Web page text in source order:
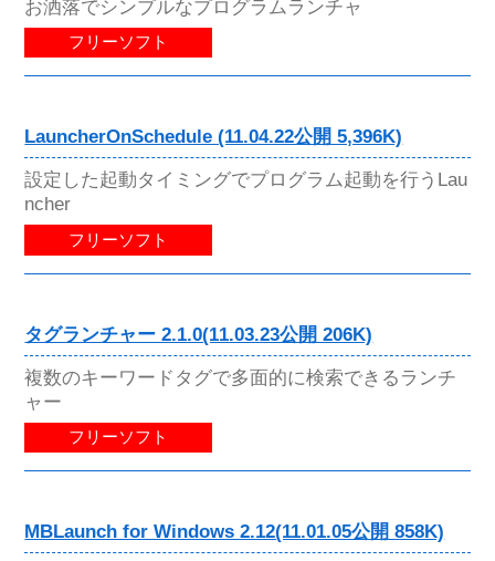
お洒落でシンプルなプログラムランチャ
フリーソフト
LauncherOnSchedule (11.04.22公開 5,396K)
設定した起動タイミングでプログラム起動を行うLau
ncher
フリーソフト
タグランチャー 2.1.0(11.03.23公開 206K)
複数のキーワードタグで多面的に検索できるランチ
ャー
フリーソフト
MBLaunch for Windows 2.12(11.01.05公開 858K)